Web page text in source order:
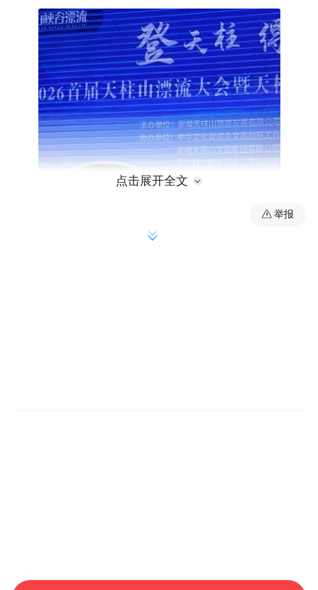
点击展开全文
举报